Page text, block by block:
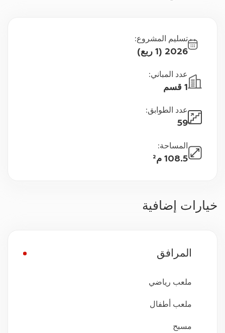
تسليم المشروع:
2026 (1 ربع)
عدد المباني:
1 قسم
عدد الطوابق:
59
المساحة:
108.5 م²
خيارات إضافية
المرافق
ملعب رياضي
ملعب أطفال
مسبح